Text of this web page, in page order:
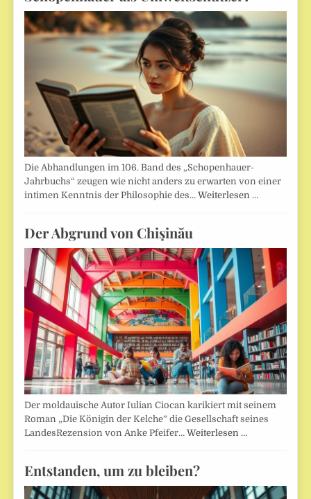
Die Abhandlungen im 106. Band des „Schopenhauer-
Jahrbuchs“ zeugen wie nicht anders zu erwarten von einer
intimen Kenntnis der Philosophie des…Weiterlesen …
Der Abgrund von Chişinău
Der moldauische Autor Iulian Ciocan karikiert mit seinem
Roman „Die Königin der Kelche” die Gesellschaft seines
LandesRezension von Anke Pfeifer…Weiterlesen …
Entstanden, um zu bleiben?